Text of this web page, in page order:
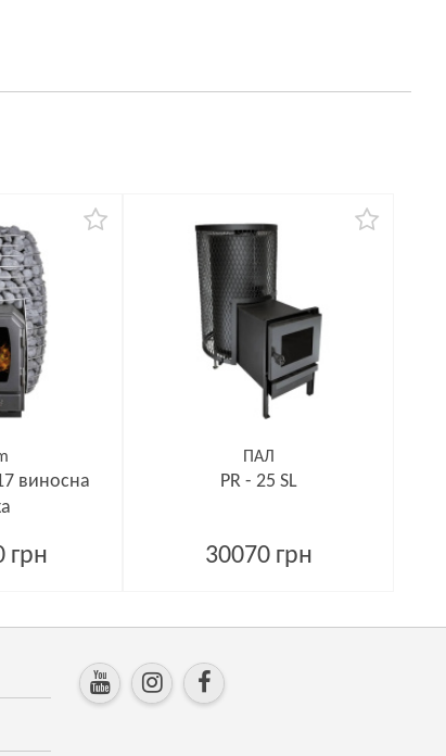
виносна
грн
ПАЛ
PR - 25 SL
30070 грн